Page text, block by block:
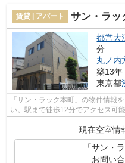
賃貸 | アパート サン・ラッ
都営大
分
丸ノ内
築13年
東京都
「サン・ラック本町」の物件情報
い。駅まで徒歩12分でアクセス可
が、こちらのアパートです。room
現在空室情
「サン・
お問い